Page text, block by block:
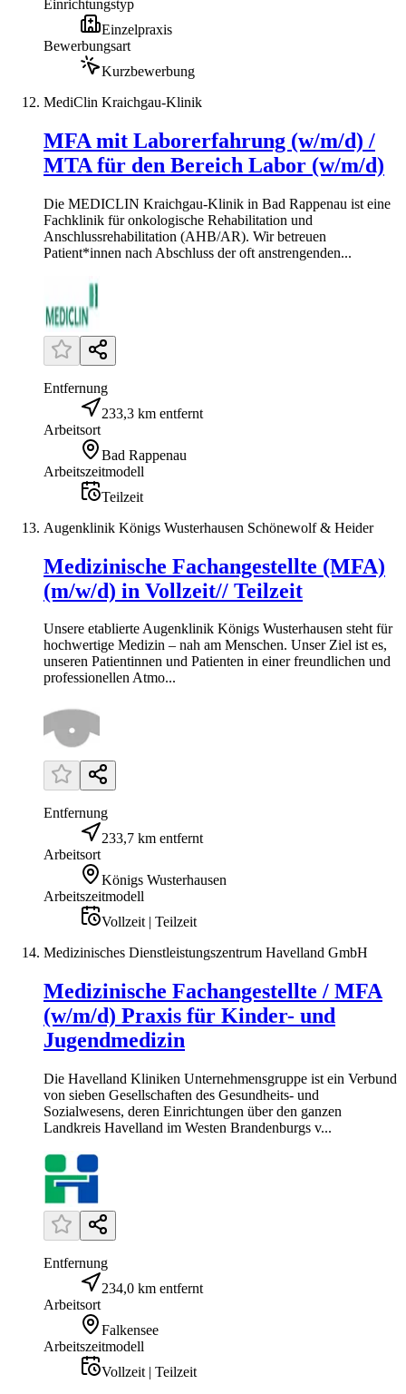
Einrichtungstyp
Einzelpraxis
Bewerbungsart
Kurzbewerbung
MediClin Kraichgau-Klinik
MFA mit Laborerfahrung (w/m/d) /
MTA für den Bereich Labor (w/m/d)
Die MEDICLIN Kraichgau-Klinik in Bad Rappenau ist eine
Fachklinik für onkologische Rehabilitation und
Anschlussrehabilitation (AHB/AR). Wir betreuen
Patient*innen nach Abschluss der oft anstrengenden...
Entfernung
233,3 km entfernt
Arbeitsort
Bad Rappenau
Arbeitszeitmodell
Teilzeit
Augenklinik Königs Wusterhausen Schönewolf & Heider
Medizinische Fachangestellte (MFA)
(m/w/d) in Vollzeit// Teilzeit
Unsere etablierte Augenklinik Königs Wusterhausen steht für
hochwertige Medizin – nah am Menschen. Unser Ziel ist es,
unseren Patientinnen und Patienten in einer freundlichen und
professionellen Atmo...
Entfernung
233,7 km entfernt
Arbeitsort
Königs Wusterhausen
Arbeitszeitmodell
Vollzeit | Teilzeit
Medizinisches Dienstleistungszentrum Havelland GmbH
Medizinische Fachangestellte / MFA
(w/m/d) Praxis für Kinder- und
Jugendmedizin
Die Havelland Kliniken Unternehmensgruppe ist ein Verbund
von sieben Gesellschaften des Gesundheits- und
Sozialwesens, deren Einrichtungen über den ganzen
Landkreis Havelland im Westen Brandenburgs v...
Entfernung
234,0 km entfernt
Arbeitsort
Falkensee
Arbeitszeitmodell
Vollzeit | Teilzeit